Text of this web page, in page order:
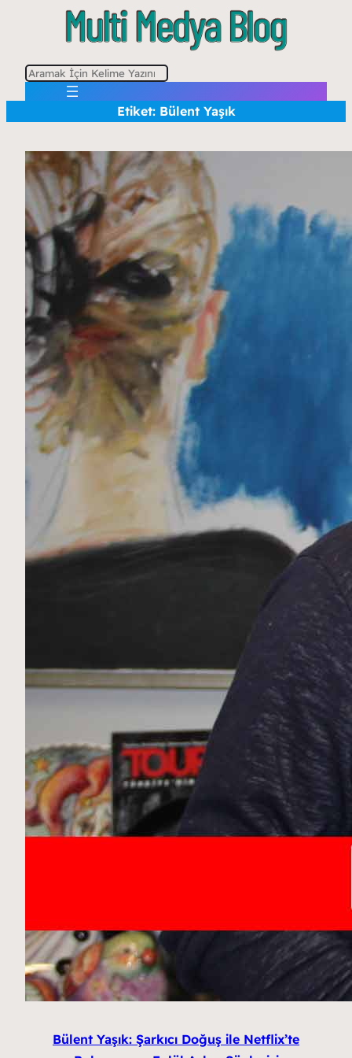
A
Etiket: Bülent Yaşık
Bülent Yaşık: Şarkıcı Doğuş ile Netflix’te